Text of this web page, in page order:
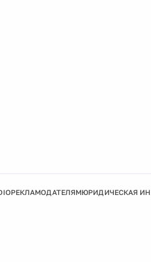
РЕКЛАМОДАТЕЛЯМЮРИДИЧЕСКАЯ